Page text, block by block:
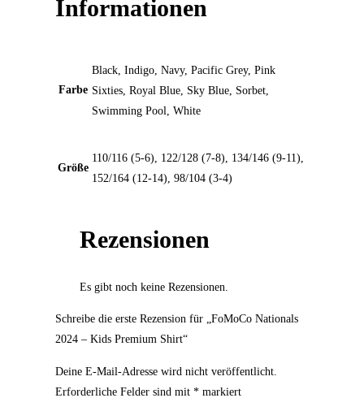
Informationen
Farbe
Black, Indigo, Navy, Pacific Grey, Pink
Sixties, Royal Blue, Sky Blue, Sorbet,
Swimming Pool, White
Größe
110/116 (5-6), 122/128 (7-8), 134/146 (9-11),
152/164 (12-14), 98/104 (3-4)
Rezensionen
Es gibt noch keine Rezensionen.
Schreibe die erste Rezension für „FoMoCo Nationals
2024 – Kids Premium Shirt“
Deine E-Mail-Adresse wird nicht veröffentlicht.
Erforderliche Felder sind mit * markiert